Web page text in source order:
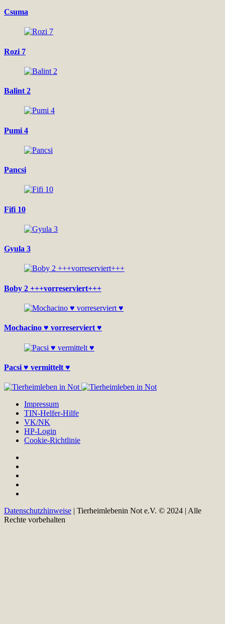
Csuma
Rozi 7
Balint 2
Pumi 4
Pancsi
Fifi 10
Gyula 3
Boby 2 +++vorreserviert+++
Mochacino ♥ vorreserviert ♥
Pacsi ♥ vermittelt ♥
Impressum
TIN-Helfer-Hilfe
VK/NK
HP-Login
Cookie-Richtlinie
Datenschutzhinweise | Tierheimlebenin Not e.V. © 2024 | Alle
Rechte vorbehalten